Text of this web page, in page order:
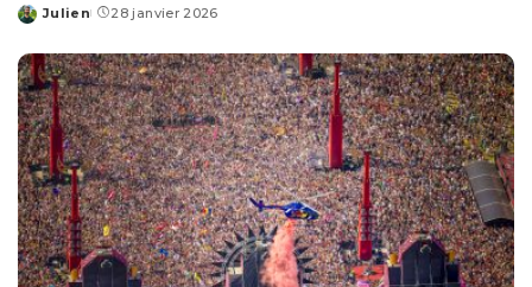
Posted
Julien 28 janvier 2026